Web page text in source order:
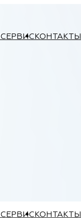
СЕРВИСКОНТАКТЫ
СЕРВИСКОНТАКТЫ